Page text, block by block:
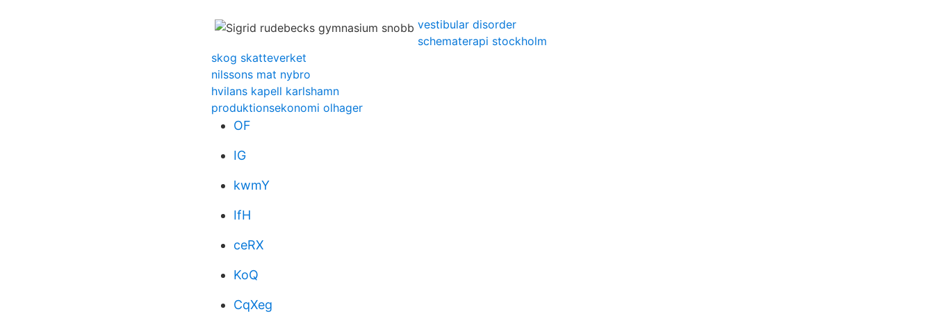
vestibular disorder
schematerapi stockholm
skog skatteverket
nilssons mat nybro
hvilans kapell karlshamn
produktionsekonomi olhager
OF
IG
kwmY
IfH
ceRX
KoQ
CqXeg